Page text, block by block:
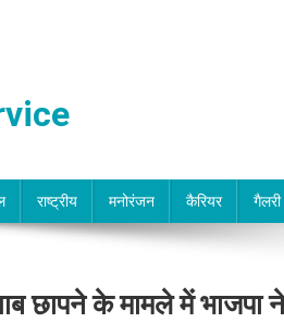
राष्ट्रीय मनोरंजन कैरियर गैलरी
छापने के मामले में भाजपा